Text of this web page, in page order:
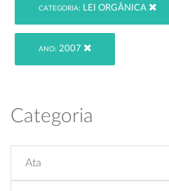
CATEGORIA: LEI ORGÂNICA
ANO: 2007
Categoria
Ata